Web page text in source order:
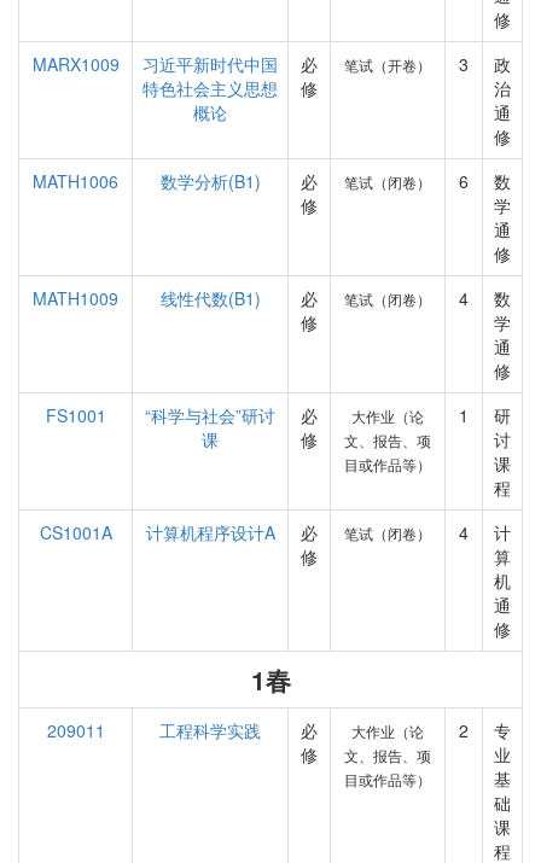
修
MARX1009
习近平新时代中国
特色社会主义思想
概论
必
修
笔试（开卷） 3
政
治
通
修
MATH1006
数学分析(B1)
必
修
笔试（闭卷） 6
数
学
通
修
MATH1009
线性代数(B1)
必
修
笔试（闭卷） 4
数
学
通
修
FS1001
“科学与社会”研讨
课
必
修
大作业（论
文、报告、项
目或作品等）
1
研
讨
课
程
CS1001A
计算机程序设计A
必
修
笔试（闭卷） 4
计
算
机
通
修
1春
209011 工程科学实践
必
修
大作业（论
文、报告、项
目或作品等）
2
专
业
基
础
课
程